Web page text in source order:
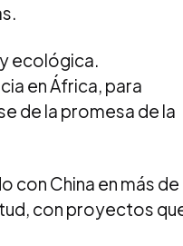
ecológica.
en África, para
de la promesa de la
con China en más de
con proyectos